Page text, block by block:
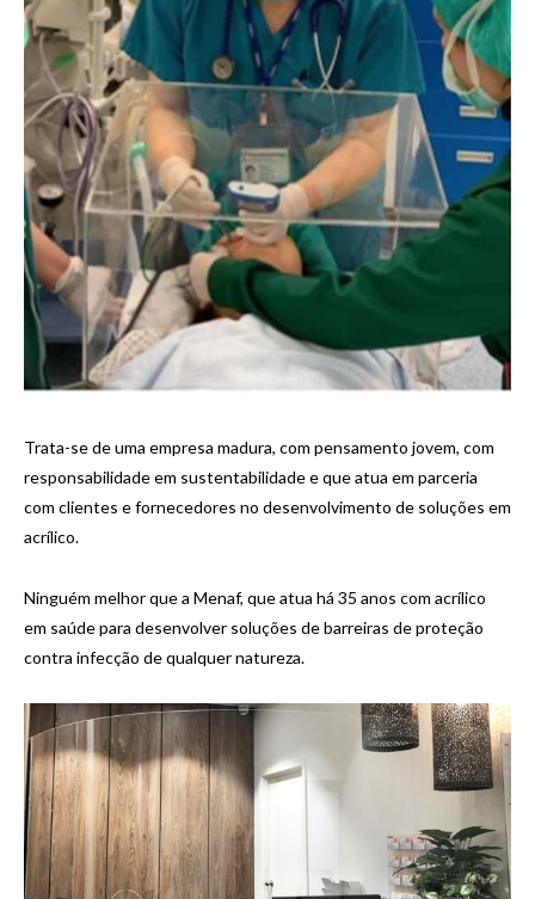
Trata-se de uma empresa madura, com pensamento jovem, com
responsabilidade em sustentabilidade e que atua em parceria
com clientes e fornecedores no desenvolvimento de soluções em
acrílico.
Ninguém melhor que a Menaf, que atua há 35 anos com acrílico
em saúde para desenvolver soluções de barreiras de proteção
contra infecção de qualquer natureza.